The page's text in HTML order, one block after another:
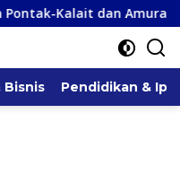
Amurang-Ratahan
Bisnis Pendidikan &